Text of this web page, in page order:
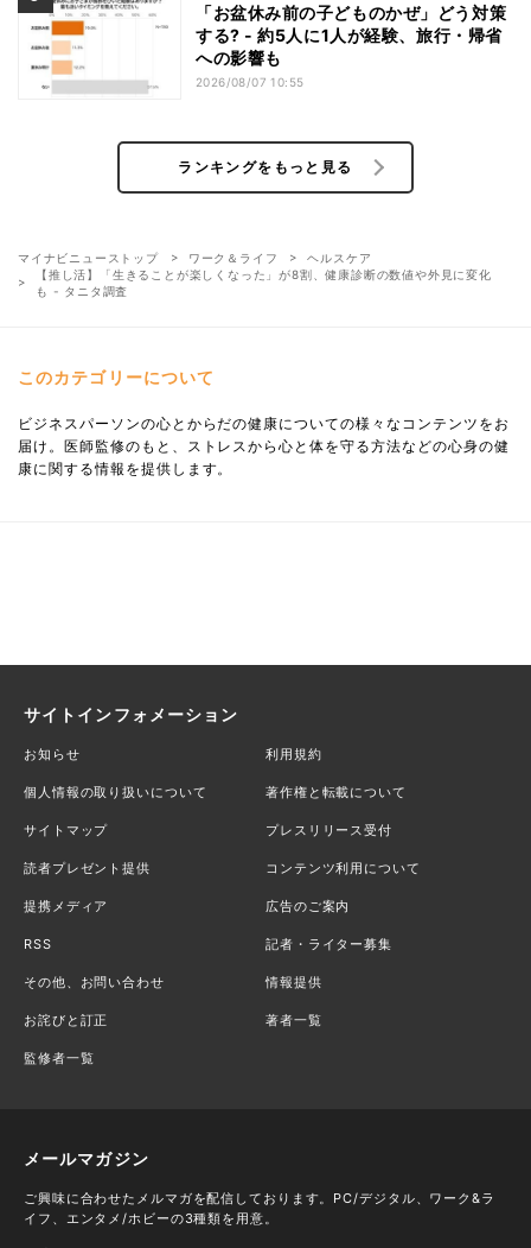
「お盆休み前の子どものかぜ」どう対策
する? - 約5人に1人が経験、旅行・帰省
への影響も
2026/08/07 10:55
ランキングをもっと見る
マイナビニューストップ ワーク＆ライフ
ヘルスケア
【推し活】「生きることが楽しくなった」が8割、健康診断の数値や外見に変化
も - タニタ調査
このカテゴリーについて
ビジネスパーソンの心とからだの健康についての様々なコンテンツをお
届け。医師監修のもと、ストレスから心と体を守る方法などの心身の健
康に関する情報を提供します。
サイトインフォメーション
お知らせ 利用規約
個人情報の取り扱いについて 著作権と転載について
サイトマップ プレスリリース受付
読者プレゼント提供 コンテンツ利用について
提携メディア 広告のご案内
RSS 記者・ライター募集
その他、お問い合わせ 情報提供
お詫びと訂正 著者一覧
監修者一覧
メールマガジン
ご興味に合わせたメルマガを配信しております。PC/デジタル、ワーク&ラ
イフ、エンタメ/ホビーの3種類を用意。